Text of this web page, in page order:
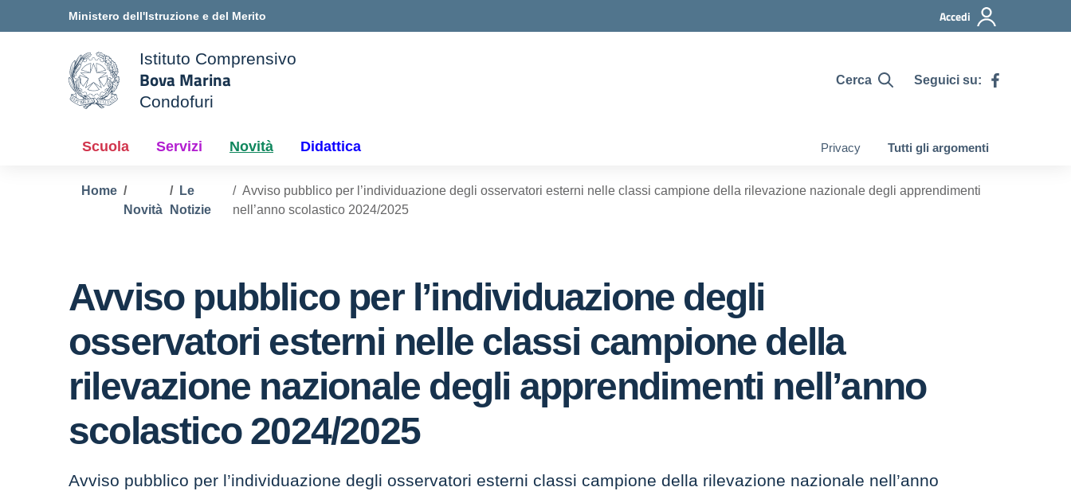
Vai ai contenuti
Vai al menu di navigazioneMinistero dell'Istruzione e del Merito Accedi
della scuola
Istituto Comprensivo
Bova Marina
Condofuri
Cerca Seguici su:
Scuola Servizi Novità Didattica Privacy Tutti gli argomenti
Home
Novità
Le
Notizie
Avviso pubblico per l’individuazione degli osservatori esterni nelle classi campione della rilevazione nazionale degli apprendimenti
nell’anno scolastico 2024/2025
Avviso pubblico per l’individuazione degli
osservatori esterni nelle classi campione della
rilevazione nazionale degli apprendimenti nell’anno
scolastico 2024/2025
Avviso pubblico per l’individuazione degli osservatori esterni classi campione della rilevazione nazionale nell’anno